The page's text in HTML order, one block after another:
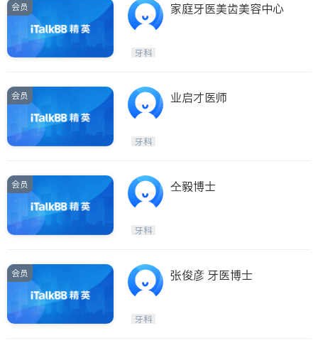
会员 家庭牙医美齿美容中心
牙科
会员 业启才医师
牙科
会员 仝毅博士
牙科
会员 张俊彦 牙医博士
牙科